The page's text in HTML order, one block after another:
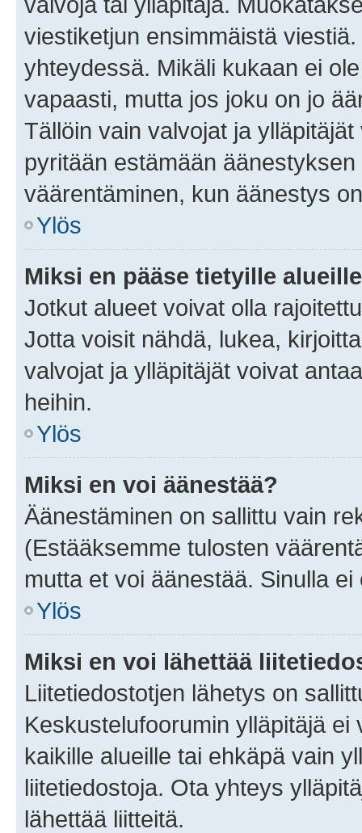
viestiketjun ensimmäistä
yhteydessä. Mikäli kukaan ei
vapaasti, mutta jos joku on jo
Tällöin vain valvojat ja
pyritään estämään
väärentäminen, kun äänestys
Ylös
Miksi en pääse tietyille
Jotkut alueet voivat olla
Jotta voisit nähdä, lukea,
valvojat ja ylläpitäjät voivat
heihin.
Ylös
Miksi en voi äänestää?
Äänestäminen on sallittu vain
(Estääksemme tulosten
mutta et voi äänestää. Sinulla
Ylös
Miksi en voi lähettää
Liitetiedostotjen lähetys on
Keskustelufoorumin ylläpitäjä
kaikille alueille tai ehkäpä vain
liitetiedostoja. Ota yhteys
lähettää liitteitä.